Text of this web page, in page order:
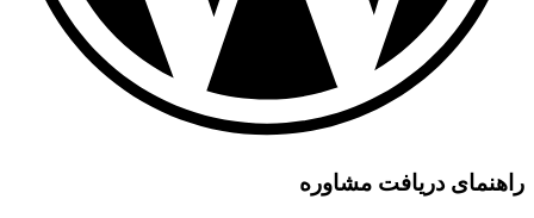
راهنمای دریافت مشاوره